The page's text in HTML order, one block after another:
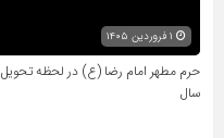
حرم مطهر امام رضا (ع) در لحظه تحویل
سال